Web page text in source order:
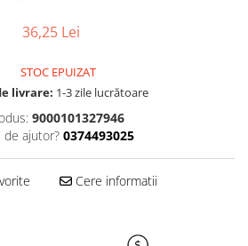
si
conditioner
36,25 Lei
STOC EPUIZAT
livrare: 1-3 zile lucrătoare
9000101327946
de ajutor? 0374493025
Cere informatii